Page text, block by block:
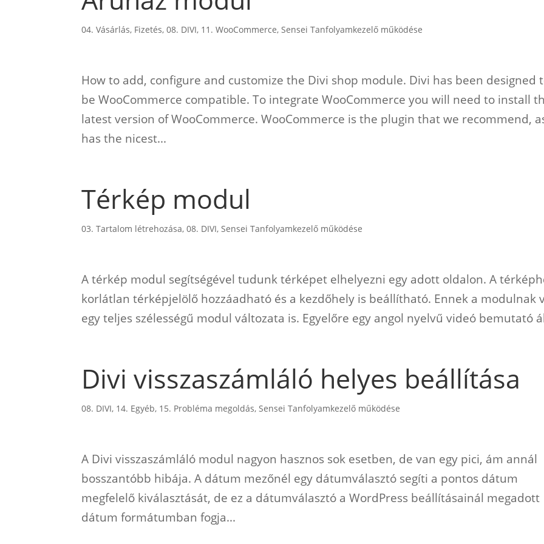
04. Vásárlás, Fizetés,08. DIVI, 11. WooCommerce,Sensei Tanfolyamkezelő működése
How to add, configure and customize the Divi shop module. Divi has been designed
be WooCommerce compatible. To integrate WooCommerce you will need to install
latest version of WooCommerce. WooCommerce is the plugin that we recommend,
has the nicest...
Térkép modul
03. Tartalom létrehozása,08. DIVI,Sensei Tanfolyamkezelő működése
A térkép modul segítségével tudunk térképet elhelyezni egy adott oldalon. A
korlátlan térképjelölő hozzáadható és a kezdőhely is beállítható. Ennek a modulnak
egy teljes szélességű modul változata is. Egyelőre egy angol nyelvű videó bemutató
Divi visszaszámláló helyes beállítása
08. DIVI, 14. Egyéb, 15. Probléma megoldás,Sensei Tanfolyamkezelő működése
A Divi visszaszámláló modul nagyon hasznos sok esetben, de van egy pici, ám annál
bosszantóbb hibája. A dátum mezőnél egy dátumválasztó segíti a pontos dátum
megfelelő kiválasztását, de ez a dátumválasztó a WordPress beállításainál megadott
dátum formátumban fogja...